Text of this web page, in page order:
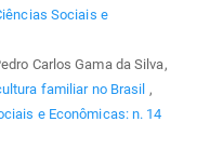
Sociais e
Carlos Gama da Silva,
familiar no Brasil ,
e Econômicas: n. 14